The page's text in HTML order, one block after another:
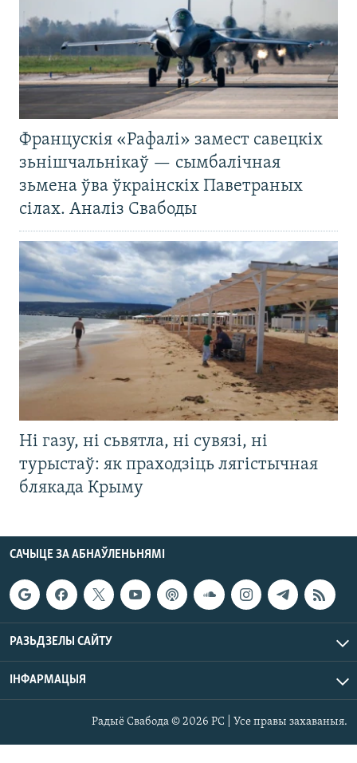
Францускія «Рафалі» замест савецкіх
зьнішчальнікаў — сымбалічная
зьмена ўва ўкраінскіх Паветраных
сілах. Аналіз Свабоды
Ні газу, ні сьвятла, ні сувязі, ні
турыстаў: як праходзіць лягістычная
блякада Крыму
САЧЫЦЕ ЗА АБНАЎЛЕНЬНЯМІ
РАЗЬДЗЕЛЫ САЙТУ
ІНФАРМАЦЫЯ
Радыё Свабода © 2026 РС | Усе правы захаваныя.